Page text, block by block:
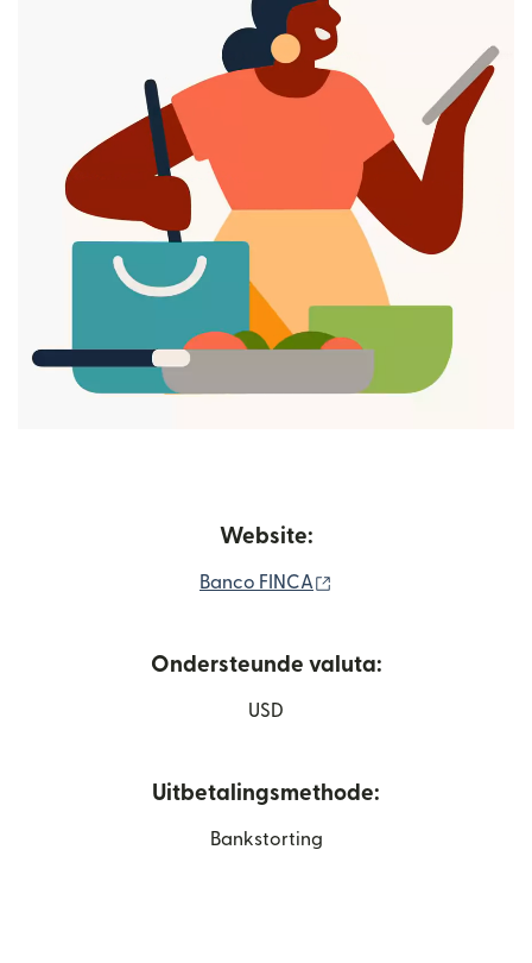
Website:
Banco FINCA
Ondersteunde valuta:
USD
Uitbetalingsmethode:
Bankstorting